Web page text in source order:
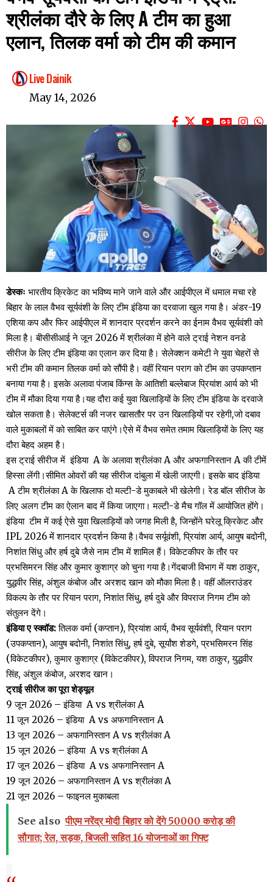
श्रीलंका दौरे के लिए A टीम का हुआ
एलान, तिलक वर्मा को टीम की कमान
Live Dainik
May 14, 2026
डेस्कः भारतीय क्रिकेट का भविष्य माने जाने वाले और आईपीएल में धमाल मचा रहे
बिहार के लाल वैभव सूर्यवंशी के लिए टीम इंडिया का दरवाजा खुल गया है। अंडर-19
एशिया कप और फिर आईपीएल में शानदार प्रदर्शन करने का ईनाम वैभव सूर्यवंशी को
मिला है। बीसीसीआई ने जून 2026 में श्रीलंका में होने वाले ट्राई नेशन वनडे
सीरीज के लिए टीम इंडिया का एलान कर दिया है। सेलेक्शन कमेटी ने युवा चेहरों से
भरी टीम की कमान तिलक वर्मा को सौंपी है। वहीं रियान पराग को टीम का उपकप्तान
बनाया गया है। इसके अलावा पंजाब किंग्स के आत‍िशी बल्लेबाज प्र‍ियांश आर्य को भी
टीम में मौका दिया गया है।यह दौरा कई युवा खिलाड़ियों के लिए टीम इंडिया के दरवाजे
खोल सकता है। सेलेक्टर्स की नजर खासतौर पर उन खिलाड़ियों पर रहेगी,जो दबाव
वाले मुकाबलों में को साबित कर पाएंगे।ऐसे में वैभव समेत तमाम ख‍िलाड़‍ियों के लिए यह
दौरा बेहद अहम है।
इस ट्राई सीरीज में इंड‍िया A के अलावा श्रीलंका A और अफगानिस्तान A की टीमें
हिस्सा लेंगी।सीमित ओवरों की यह सीरीज दांबुला में खेली जाएगी। इसके बाद इंड‍िया
A टीम श्रीलंका A के खिलाफ दो मल्टी-डे मुकाबले भी खेलेगी। रेड बॉल सीरीज के
लिए अलग टीम का ऐलान बाद में किया जाएगा। मल्टी-डे मैच गॉल में आयोजित होंगे।
इंड‍िया टीम में कई ऐसे युवा खिलाड़ियों को जगह मिली है, जिन्होंने घरेलू क्रिकेट और
IPL 2026 में शानदार प्रदर्शन किया है।वैभव सर्यूवंशी, प्रियांश आर्य, आयुष बदोनी,
निशांत सिंधु और हर्ष दुबे जैसे नाम टीम में शामिल हैं। विकेटकीपर के तौर पर
प्रभसिमरन सिंह और कुमार कुशाग्र को चुना गया है।गेंदबाजी विभाग में यश ठाकुर,
युद्धवीर सिंह, अंशुल कंबोज और अरशद खान को मौका मिला है। वहीं ऑलराउंडर
विकल्प के तौर पर रियान पराग, निशांत सिंधु, हर्ष दुबे और विपराज निगम टीम को
संतुलन देंगे।
इंड‍िया ए स्क्वॉड:तिलक वर्मा (कप्तान), प्रियांश आर्य, वैभव सूर्यवंशी, रियान पराग
(उपकप्तान), आयुष बदोनी, निशांत सिंधु, हर्ष दुबे, सूर्यांश शेडगे, प्रभसिमरन सिंह
(विकेटकीपर), कुमार कुशाग्र (विकेटकीपर), विपराज निगम, यश ठाकुर, युद्धवीर
सिंह, अंशुल कंबोज, अरशद खान।
ट्राई सीरीज का पूरा शेड्यूल
9 जून 2026 – इंड‍िया A vs श्रीलंका A
11 जून 2026 – इंड‍िया A vs अफगानिस्तान A
13 जून 2026 – अफगानिस्तान A vs श्रीलंका A
15 जून 2026 – इंड‍िया A vs श्रीलंका A
17 जून 2026 – इंड‍िया A vs अफगानिस्तान A
19 जून 2026 – अफगानिस्तान A vs श्रीलंका A
21 जून 2026 – फाइनल मुकाबला
See also पीएम नरेंद्र मोदी बिहार को देंगे 50000 करोड़ की
सौगात; रेल, सड़क, बिजली सहित 16 योजनाओं का गिफ्ट